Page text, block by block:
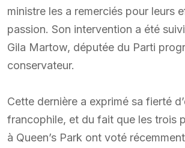
ministre les a remerciés pour leurs
passion. Son intervention a été
Gila Martow, députée du Parti
conservateur.
Cette dernière a exprimé sa fierté
francophile, et du fait que les trois
à Queen’s Park ont voté